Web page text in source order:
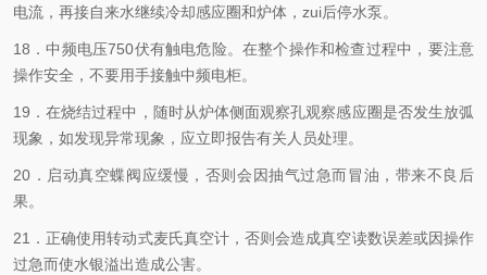
电流，再接自来水继续冷却感应圈和炉体，zui后停水泵。
18．中频电压750伏有触电危险。在整个操作和检查过程中，要注意
操作安全，不要用手接触中频电柜。
19．在烧结过程中，随时从炉体侧面观察孔观察感应圈是否发生放弧
现象，如发现异常现象，应立即报告有关人员处理。
20．启动真空蝶阀应缓慢，否则会因抽气过急而冒油，带来不良后
果。
21．正确使用转动式麦氏真空计，否则会造成真空读数误差或因操作
过急而使水银溢出造成公害。